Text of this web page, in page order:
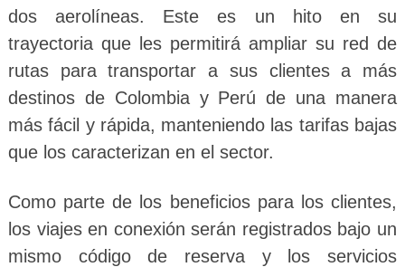
dos aerolíneas. Este es un hito en su
trayectoria que les permitirá ampliar su red de
rutas para transportar a sus clientes a más
destinos de Colombia y Perú de una manera
más fácil y rápida, manteniendo las tarifas bajas
que los caracterizan en el sector.
Como parte de los beneficios para los clientes,
los viajes en conexión serán registrados bajo un
mismo código de reserva y los servicios